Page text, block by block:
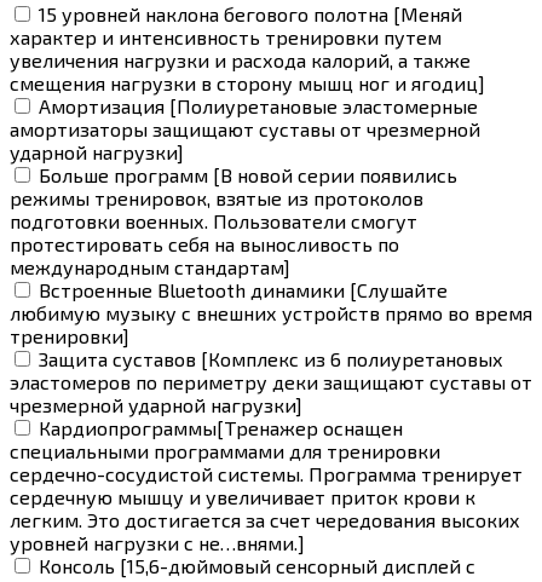
15 уровней наклона бегового полотна [Меняй
характер и интенсивность тренировки путем
увеличения нагрузки и расхода калорий, а также
смещения нагрузки в сторону мышц ног и ягодиц]
Амортизация [Полиуретановые эластомерные
амортизаторы защищают суставы от чрезмерной
ударной нагрузки]
Больше программ [В новой серии появились
режимы тренировок, взятые из протоколов
подготовки военных. Пользователи смогут
протестировать себя на выносливость по
международным стандартам]
Встроенные Bluetooth динамики [Слушайте
любимую музыку с внешних устройств прямо во время
тренировки]
Защита суставов [Комплекс из 6 полиуретановых
эластомеров по периметру деки защищают суставы от
чрезмерной ударной нагрузки]
Кардиопрограммы[Тренажер оснащен
специальными программами для тренировки
сердечно-сосудистой системы. Программа тренирует
сердечную мышцу и увеличивает приток крови к
легким. Это достигается за счет чередования высоких
уровней нагрузки с не…внями.]
Консоль [15,6-дюймовый сенсорный дисплей с